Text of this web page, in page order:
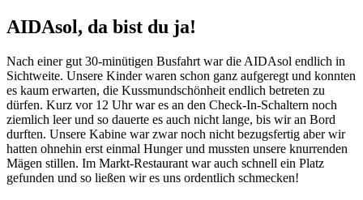
AIDAsol, da bist du ja!
Nach einer gut 30-minütigen Busfahrt war die AIDAsol endlich in
Sichtweite. Unsere Kinder waren schon ganz aufgeregt und konnten
es kaum erwarten, die Kussmundschönheit endlich betreten zu
dürfen. Kurz vor 12 Uhr war es an den Check-In-Schaltern noch
ziemlich leer und so dauerte es auch nicht lange, bis wir an Bord
durften. Unsere Kabine war zwar noch nicht bezugsfertig aber wir
hatten ohnehin erst einmal Hunger und mussten unsere knurrenden
Mägen stillen. Im Markt-Restaurant war auch schnell ein Platz
gefunden und so ließen wir es uns ordentlich schmecken!